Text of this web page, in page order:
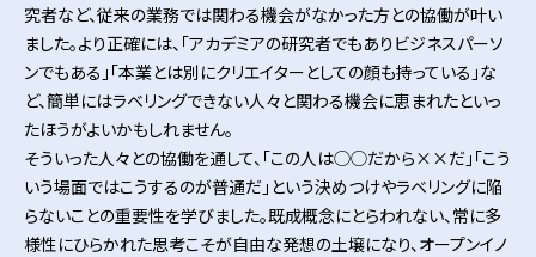
究者など、従来の業務では関わる機会がなかった方との協働が叶い
ました。より正確には、「アカデミアの研究者でもありビジネスパーソ
ンでもある」「本業とは別にクリエイターとしての顔も持っている」な
ど、簡単にはラベリングできない人々と関わる機会に恵まれたといっ
たほうがよいかもしれません。
そういった人々との協働を通して、「この人は◯◯だから××だ」「こう
いう場面ではこうするのが普通だ」という決めつけやラベリングに陥
らないことの重要性を学びました。既成概念にとらわれない、常に多
様性にひらかれた思考こそが自由な発想の土壌になり、オープンイノ